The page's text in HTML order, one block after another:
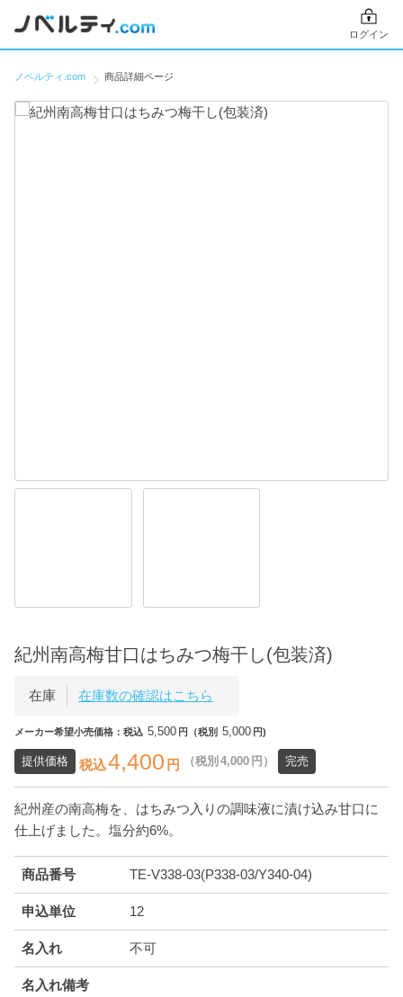
ログイン
ノベルティ.com 商品詳細ページ
紀州南高梅甘口はちみつ梅干し(包装済)
在庫 在庫数の確認はこちら
メーカー希望小売価格：税込 5,500 円（税別 5,000 円)
提供価格 税込4,400 円 （税別 4,000 円） 完売
紀州産の南高梅を、はちみつ入りの調味液に漬け込み甘口に
仕上げました。塩分約6%。
商品番号 TE-V338-03(P338-03/Y340-04)
申込単位 12
名入れ 不可
名入れ備考